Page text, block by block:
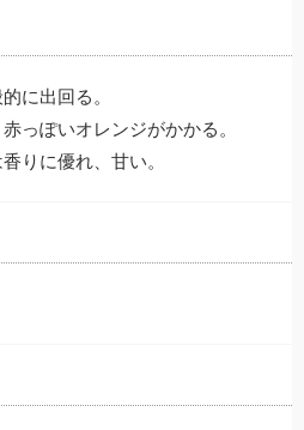
に出回る。
っぽいオレンジがかかる。
りに優れ、甘い。